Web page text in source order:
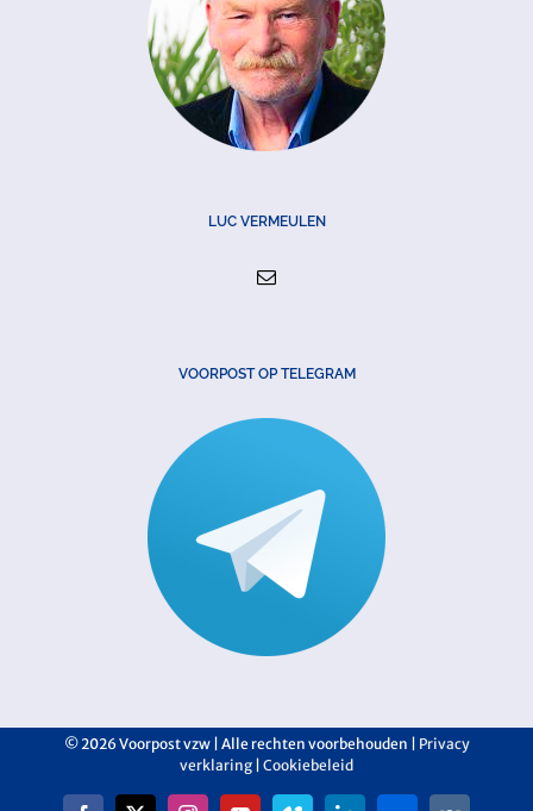
LUC VERMEULEN
VOORPOST OP TELEGRAM
©2026 Voorpost vzw | Alle rechten voorbehouden | Privacy
verklaring Cookiebeleid